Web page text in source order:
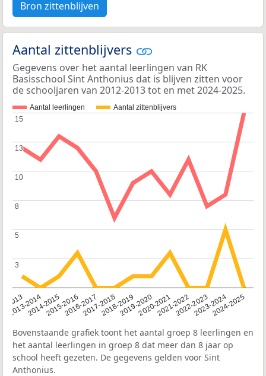
Bron zittenblijven
Aantal zittenblijvers
Gegevens over het aantal leerlingen van RK
Basisschool Sint Anthonius dat is blijven zitten voor
de schooljaren van 2012-2013 tot en met 2024-2025.
Aantal leerlingen Aantal zittenblijvers
2013
2013-2014
2014-20152015-20162016-20172017-20182018-20192019-20202020-20212021-20222022-20232023-20242024-2025
3
3
5
5
8
8
10
10
13
13
15
15
Bovenstaande grafiek toont het aantal groep 8 leerlingen en
het aantal leerlingen in groep 8 dat meer dan 8 jaar op
school heeft gezeten. De gegevens gelden voor Sint
Anthonius.